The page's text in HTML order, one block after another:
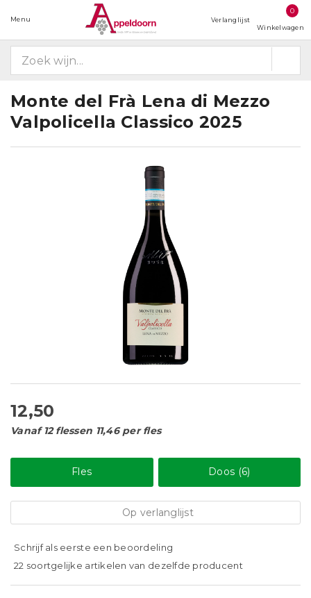
Menu Verlanglijst
0
Winkelwagen
Monte del Frà Lena di Mezzo
Valpolicella Classico 2025
12,50
Vanaf 12 flessen 11,46 per fles
Fles Doos (6)
Op verlanglijst
Schrijf als eerste een beoordeling
22 soortgelijke artikelen van dezelfde producent